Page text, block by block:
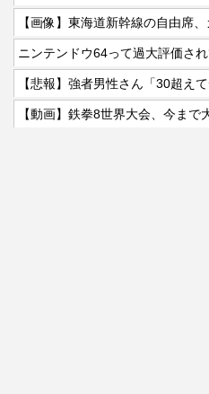
【画像】東海道新幹線の自由席
ニンテンドウ64って過大評価され